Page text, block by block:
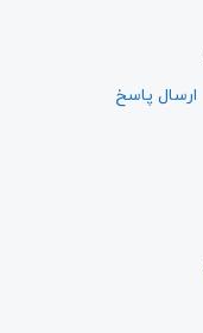
ارسال پاسخ